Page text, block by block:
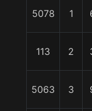
5078 1
113 2
5063 3